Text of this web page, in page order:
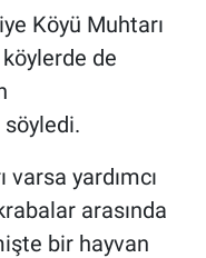
Köyü Muhtarı
de
söyledi.
varsa yardımcı
arasında
bir hayvan